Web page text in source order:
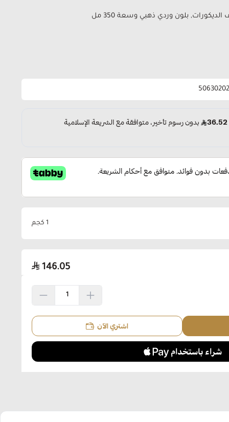
بلون وردي ذهبي وسعة 350 مل
1 كجم
146.05
اشتري الآن